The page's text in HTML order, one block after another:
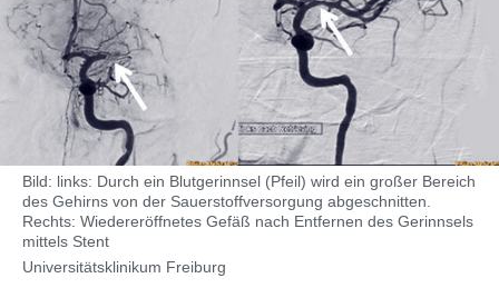
Bild: links: Durch ein Blutgerinnsel (Pfeil) wird ein großer Bereich
des Gehirns von der Sauerstoffversorgung abgeschnitten.
Rechts: Wiedereröffnetes Gefäß nach Entfernen des Gerinnsels
mittels Stent
Universitätsklinikum Freiburg